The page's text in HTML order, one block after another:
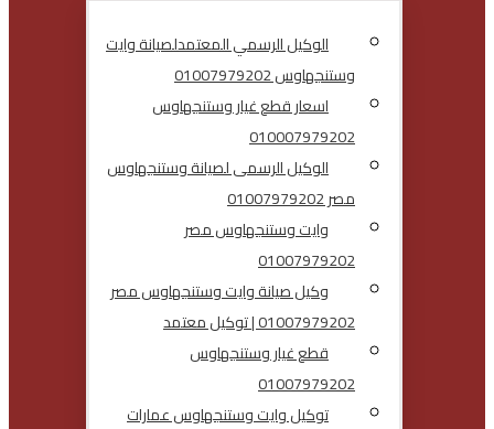
الوكيل الرسمي المعتمدلصيانة وايت
وستنجهاوس 01007979202
اسعار قطع غيار وستنجهاوس
010007979202
الوكيل الرسمى لصيانة وستنجهاوس
مصر 01007979202
وايت وستنجهاوس مصر
01007979202
وكيل صيانة وايت وستنجهاوس مصر
01007979202 | توكيل معتمد
قطع غيار وستنجهاوس
01007979202
توكيل وايت وستنجهاوس عمارات